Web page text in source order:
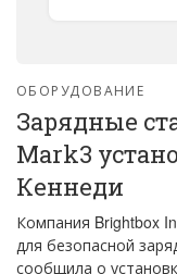
ОБОРУДОВАНИЕ
Зарядные
Mark3
Кеннеди
Компания Brightbox
для безопасной
сообщила о